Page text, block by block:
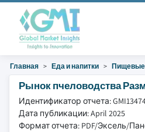
Главная Еда и напитки Пищевые
Рынок пчеловодства
Идентификатор отчета:
Дата публикации: April 2025
Формат отчета: PDF/Эксель/